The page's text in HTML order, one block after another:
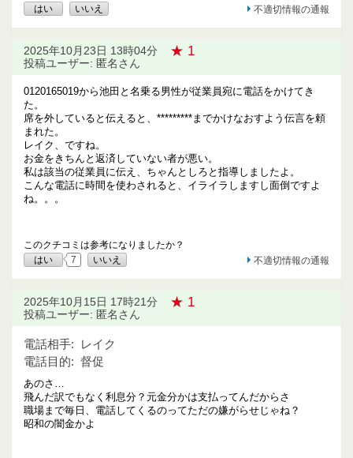
はい
いいえ 不適切情報の通報
2025年10月23日 13時04分 ★ 1
投稿ユーザー: 匿名さん
0120165019から池田と名乗る男性が従業員宛に電話をかけてき
た。
席を外していると伝えると、*********までかけなおすよう伝言を頼
まれた。
レイク、ですね。
お金をきちんと返済していない者が悪い。
私は該当の従業員に伝え、ちゃんとしろと指導しましたよ。
こんな電話に時間を使わされると、イライラしますし面倒ですよ
ね。。。
このクチコミは参考になりましたか？
はい
7 いいえ 不適切情報の通報
2025年10月15日 17時21分 ★ 1
投稿ユーザー: 匿名さん
電話相手:
レイク
電話目的: 督促
あのさ…
飛んだ訳でもなく利息分？元金分かは支払ってんだからさ
職場まで毎日、電話してくるのってただの嫌がらせじゃね？
昭和の闇金かよ